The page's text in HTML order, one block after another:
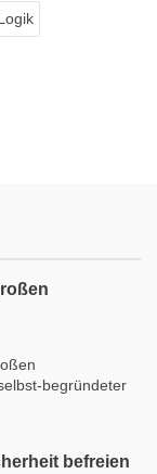
begründeter
befreien